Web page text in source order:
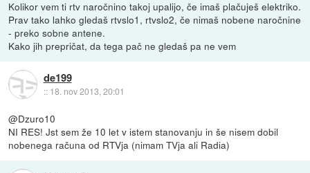
Kolikor vem ti rtv naročnino takoj upalijo, če imaš plačuješ elektriko.
Prav tako lahko gledaš rtvslo1, rtvslo2, če nimaš nobene naročnine
- preko sobne antene.
Kako jih prepričat, da tega pač ne gledaš pa ne vem
de199
:: 18. nov 2013, 20:01
@Dzuro10
NI RES! Jst sem že 10 let v istem stanovanju in še nisem dobil
nobenega računa od RTVja (nimam TVja ali Radia)